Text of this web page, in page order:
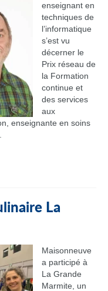
enseignant en
techniques de
l’informatique
s’est vu
décerner le
Prix réseau de
la Formation
continue et
des services
aux
enseignante en soins
La
Maisonneuve
a participé à
La Grande
Marmite, un